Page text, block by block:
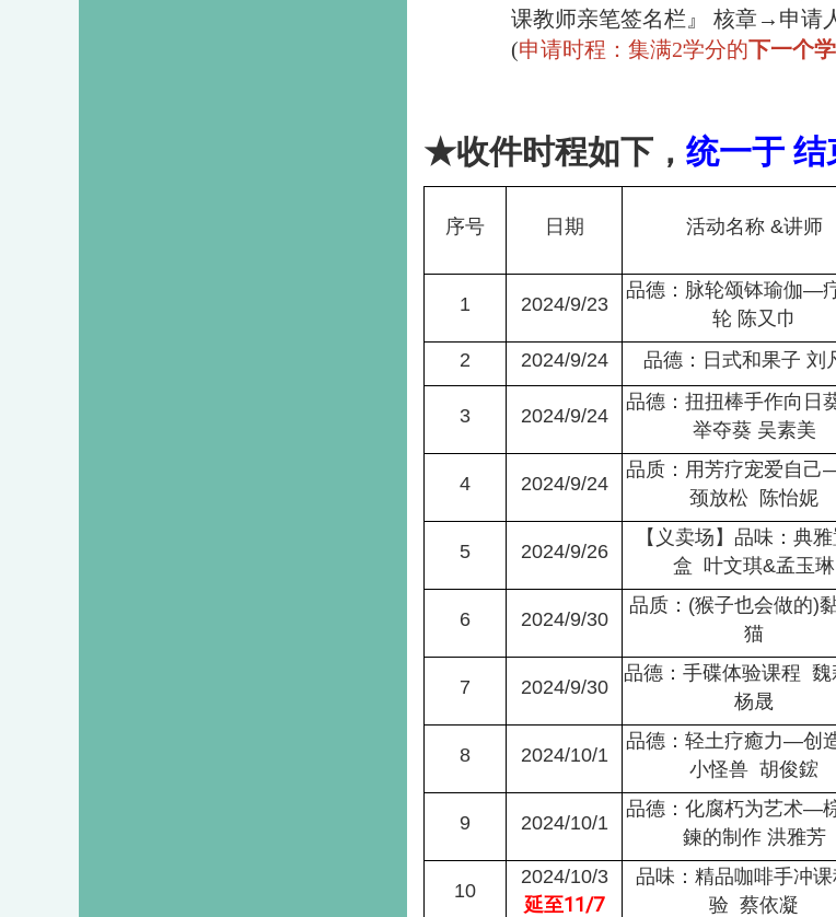
课教师亲笔签名栏』 核章 →申请
(申请时程：集满2学分的下一个
★收件时程如下， 统一于 结
序号 日期 活动名称 &讲师
1 2024/9/23
品德：脉轮颂钵瑜伽—
轮 陈又巾
2 2024/9/24 品德：日式和果子 刘
3 2024/9/24
品德：扭扭棒手作向日
举夺葵 吴素美
4 2024/9/24
品质：用芳疗宠爱自己
颈放松 陈怡妮
5 2024/9/26
【义卖场】品味：典
盒 叶文琪&孟玉琳
6 2024/9/30
品质：(猴子也会做的)
猫
7 2024/9/30
品德：手碟体验课程 魏
杨晟
8 2024/10/1
品德：轻土疗癒力—创
小怪兽 胡俊鋐
9 2024/10/1
品德：化腐朽为艺术—
鍊的制作 洪雅芳
10
2024/10/3
延至11/7
品味：精品咖啡手冲
验 蔡依凝